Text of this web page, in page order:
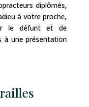
diplômés,
à votre proche,
le défunt et de
à une présentation